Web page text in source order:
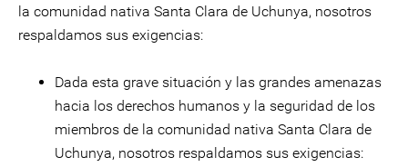
la comunidad nativa Santa Clara de Uchunya, nosotros
respaldamos sus exigencias:
Dada esta grave situación y las grandes amenazas
hacia los derechos humanos y la seguridad de los
miembros de la comunidad nativa Santa Clara de
Uchunya, nosotros respaldamos sus exigencias: